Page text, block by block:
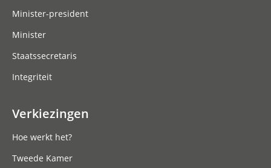
Minister-president
Minister
Staatssecretaris
Integriteit
Verkiezingen
Hoe werkt het?
Tweede Kamer